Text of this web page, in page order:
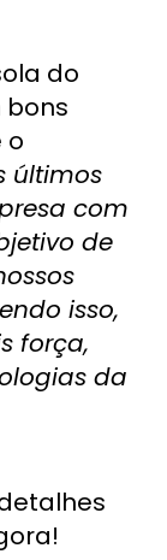
do
bons
o
últimos
com
de
isso,
força,
da